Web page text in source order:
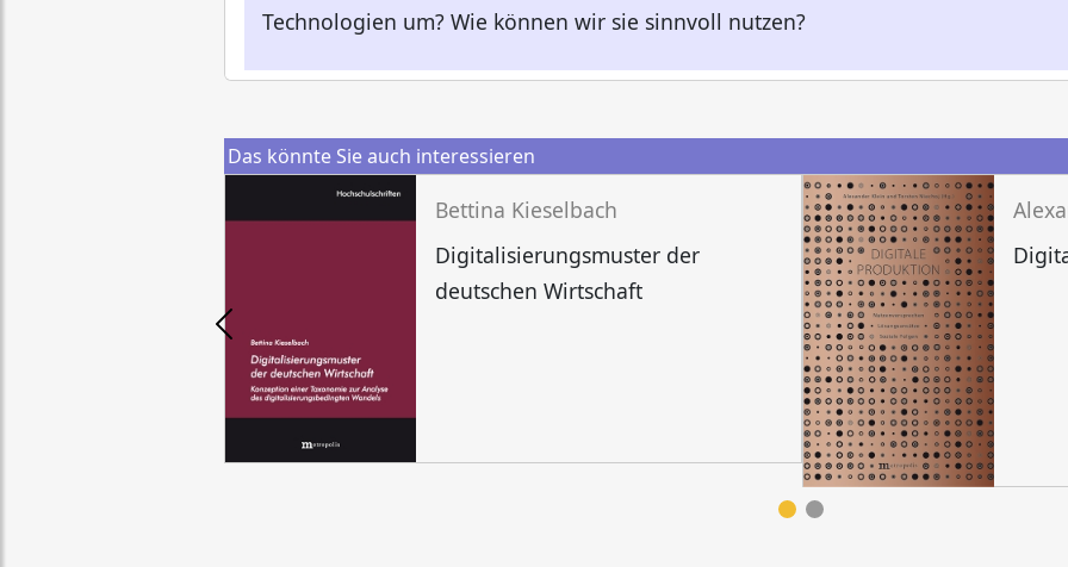
Technologien um? Wie können wir sie sinnvoll nutzen?
Das könnte Sie auch interessieren
Bettina Kieselbach
Digitalisierungsmuster der
deutschen Wirtschaft